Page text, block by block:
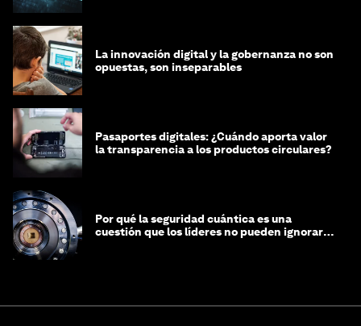
La innovación digital y la gobernanza no son
opuestas, son inseparables
Pasaportes digitales: ¿Cuándo aporta valor
la transparencia a los productos circulares?
Por qué la seguridad cuántica es una
cuestión que los líderes no pueden ignorar